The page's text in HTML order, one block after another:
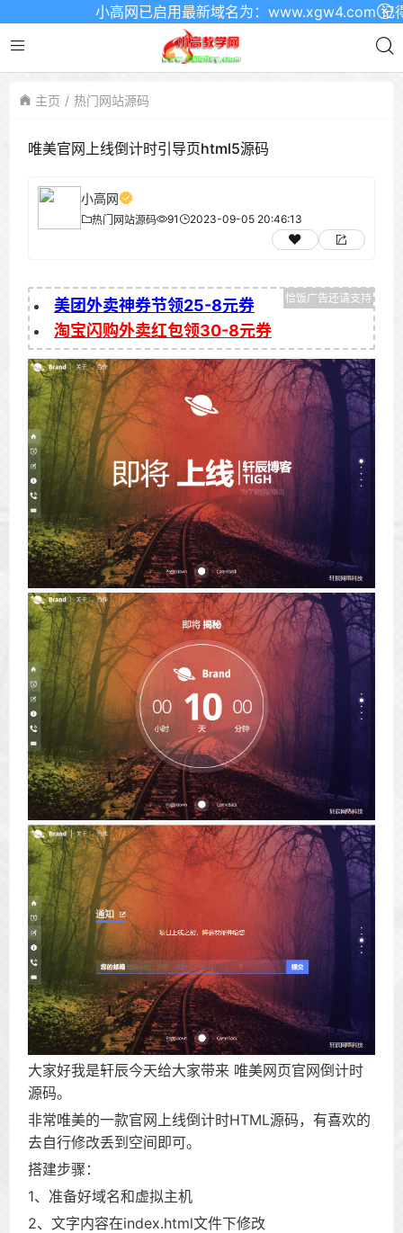
小高网已启用最新域名为：www.xgw4.com 记得收藏
主页 热门网站源码
唯美官网上线倒计时引导页html5源码
小高网
热门网站源码 91 2023-09-05 20:46:13
美团外卖神券节领25-8元券
淘宝闪购外卖红包领30-8元券
大家好我是轩辰今天给大家带来 唯美网页官网倒计时
源码。
非常唯美的一款官网上线倒计时HTML源码，有喜欢的
去自行修改丢到空间即可。
搭建步骤：
1、准备好域名和虚拟主机
2、文字内容在index.html文件下修改